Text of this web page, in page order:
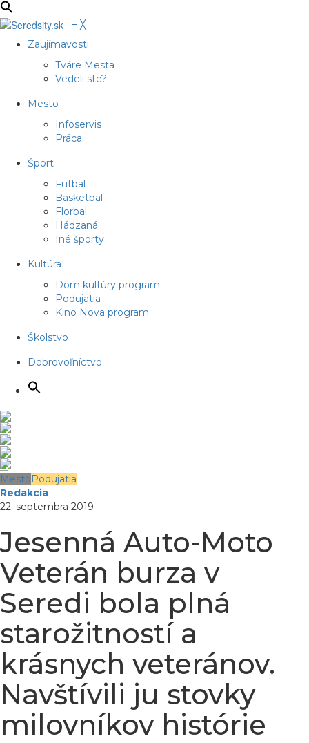
≡ ╳
Zaujímavosti
Tváre Mesta
Vedeli ste?
Mesto
Infoservis
Práca
Šport
Futbal
Basketbal
Florbal
Hádzaná
Iné športy
Kultúra
Dom kultúry program
Podujatia
Kino Nova program
Školstvo
Dobrovoľníctvo
Mesto Podujatia
Redakcia
22. septembra 2019
Jesenná Auto-Moto
Veterán burza v
Seredi bola plná
starožitností a
krásnych veteránov.
Navštívili ju stovky
milovníkov histórie